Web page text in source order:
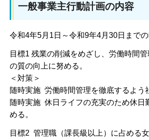
一般事業主行動計画の内容
令和4年5月1日～令和9年4月30日まで
目標1 残業の削減をめざし、労働時間
の質の向上に努める。
＜対策＞
随時実施 労働時間管理を徹底するよう
随時実施 休日ライフの充実のため休日
める。
目標2 管理職（課長級以上）に占める